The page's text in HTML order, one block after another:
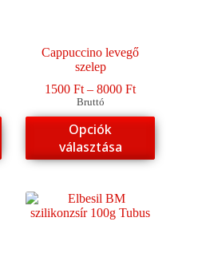
Cappuccino levegő
szelep
1500Ft – 8000Ft
-
Bruttó
Opciók
választása
Ennek
a
terméknek
több
van.
A
változatok